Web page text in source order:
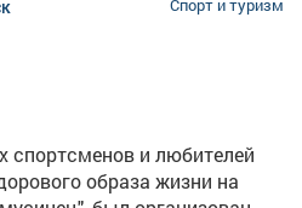
Спорт и туризм
спортсменов и любителей
образа жизни на